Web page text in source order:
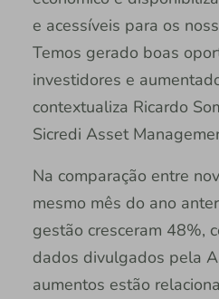
e acessíveis para os
Temos gerado boas
investidores e
contextualiza Ricardo
Sicredi Asset
Na comparação entre
mesmo mês do ano
gestão cresceram 48%,
dados divulgados pela
aumentos estão